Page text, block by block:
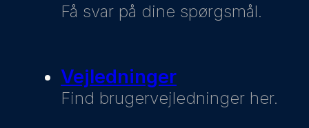
Få svar på dine spørgsmål.
Vejledninger
Find brugervejledninger her.